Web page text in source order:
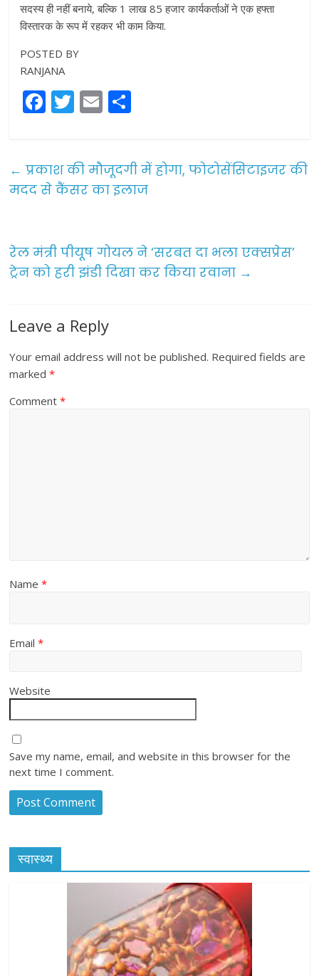
सदस्य ही नहीं बनाये, बल्कि 1 लाख 85 हजार कार्यकर्ताओं ने एक हफ्ता
विस्तारक के रूप में रहकर भी काम किया.
POSTED BY
RANJANA
F
a
e
b
o
k
T
w
er
E
m
l e
← प्रकाश की मौजूदगी में होगा, फोटोसेंसिटाइजर की
मदद से कैंसर का इलाज
रेल मंत्री पीयूष गोयल ने ‘सरबत दा भला एक्सप्रेस’
ट्रेन को हरी झंडी दिखा कर किया रवाना →
Leave a Reply
Your email address will not be published. Required fields are
marked*
Comment*
Name*
Email*
Website
Save my name, email, and website in this browser for the
next time I comment.
स्वास्थ्य